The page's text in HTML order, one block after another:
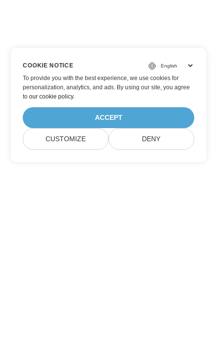
COOKIE NOTICE
To provide you with the best experience, we use cookies for
personalization, analytics, and ads. By using our site, you agree
toour cookie policy.
ACCEPT
CUSTOMIZE DENY